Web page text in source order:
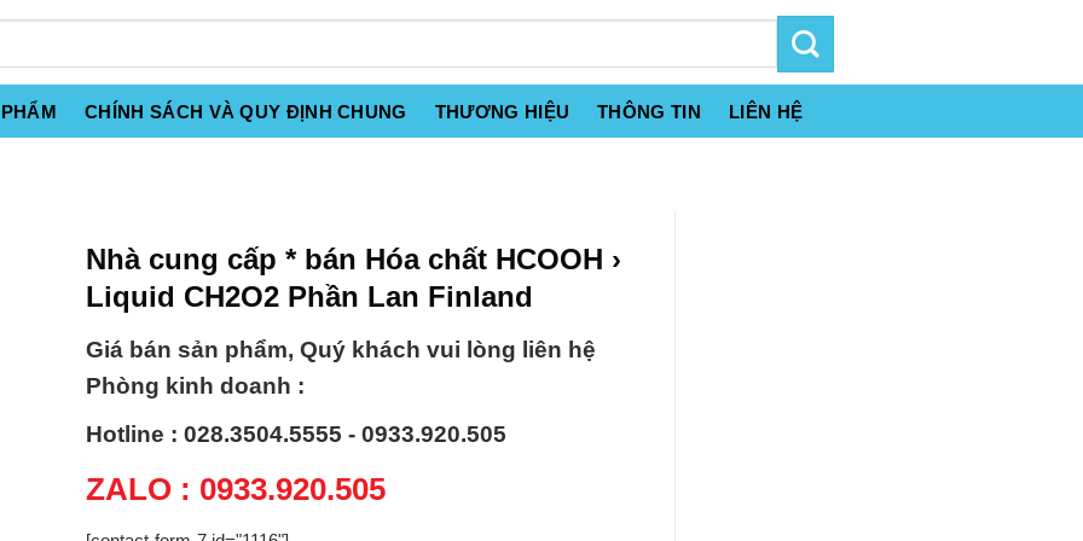
CHÍNH SÁCH VÀ QUY ĐỊNH CHUNG THƯƠNG HIỆU THÔNG TIN LIÊN HỆ
Nhà cung cấp * bán Hóa chất HCOOH ›
Liquid CH2O2 Phần Lan Finland
Giá bán sản phẩm, Quý khách vui lòng liên hệ
Phòng kinh doanh :
Hotline : 028.3504.5555 - 0933.920.505
ZALO : 0933.920.505